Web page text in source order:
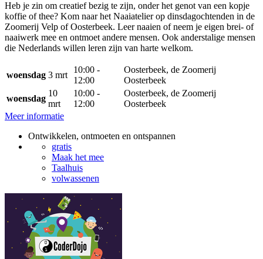
Heb je zin om creatief bezig te zijn, onder het genot van een kopje
koffie of thee? Kom naar het Naaiatelier op dinsdagochtenden in de
Zoomerij Velp of Oosterbeek. Leer naaien of neem je eigen brei- of
naaiwerk mee en ontmoet andere mensen. Ook anderstalige mensen
die Nederlands willen leren zijn van harte welkom.
woensdag 3 mrt
10:00 -
12:00
Oosterbeek, de Zoomerij
Oosterbeek
woensdag
10
mrt
10:00 -
12:00
Oosterbeek, de Zoomerij
Oosterbeek
Meer informatie
Ontwikkelen, ontmoeten en ontspannen
gratis
Maak het mee
Taalhuis
volwassenen